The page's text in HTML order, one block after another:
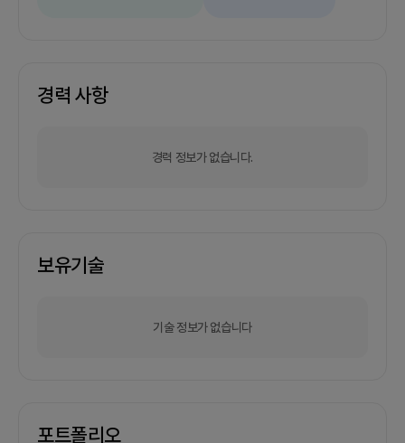
경력 사항
경력 정보가 없습니다.
보유기술
기술 정보가 없습니다
포트폴리오